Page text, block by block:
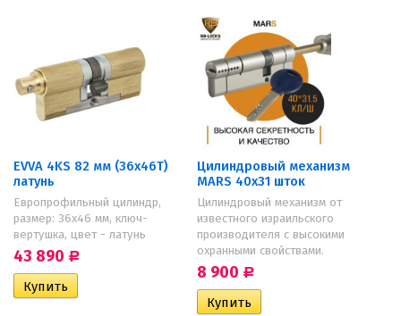
EVVA 4KS 82 мм (36х46Т)
латунь
Европрофильный цилиндр,
размер: 36х46 мм, ключ-
вертушка, цвет - латунь
43 890 Р
Цилиндровый механизм
MARS 40х31 шток
Цилиндровый механизм от
известного израильского
производителя с высокими
охранными свойствами.
8 900 Р